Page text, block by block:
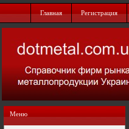
Главная Регистрация
Меню